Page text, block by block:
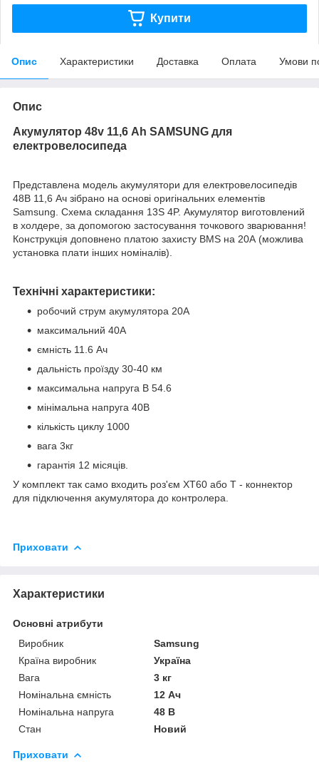
Купити
Опис Характеристики Доставка Оплата Умови
Опис
Акумулятор 48v 11,6 Аһ SAMSUNG для
електровелосипеда
Представлена модель акумулятори для електровелосипедів
48В 11,6 Ач зібрано на основі оригінальних елементів
Samsung. Схема складання 13S 4P. Акумулятор виготовлений
в холдере, за допомогою застосування точкового зварювання!
Конструкція доповнено платою захисту BMS на 20А (можлива
установка плати інших номіналів).
Технічні характеристики:
робочий струм акумулятора 20А
максимальний 40А
ємність 11.6 Ач
дальність проїзду 30-40 км
максимальна напруга В 54.6
мінімальна напруга 40В
кількість циклу 1000
вага 3кг
гарантія 12 місяців.
У комплект так само входить роз'єм XT60 або Т - коннектор
для підключення акумулятора до контролера.
Приховати
Характеристики
Основні атрибути
Виробник
Samsung
Країна виробник
Україна
Вага
3 кг
Номінальна ємність
12 Ач
Номінальна напруга
48 В
Стан
Новий
Приховати